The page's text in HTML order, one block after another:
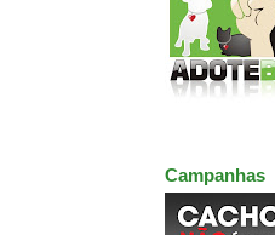
Campanhas